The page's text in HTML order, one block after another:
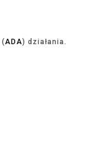
(ADA) działania.